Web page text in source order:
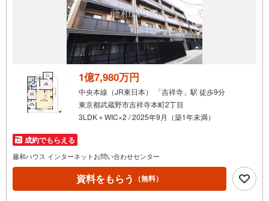
1億7,980万円
中央本線（JR東日本） 「吉祥寺」駅 徒歩9分
東京都武蔵野市吉祥寺本町2丁目
3LDK＋WIC×2 / 2025年9月（築1年未満）
成約でもらえる
藤和ハウス インターネットお問い合わせセンター
資料をもらう （無料）